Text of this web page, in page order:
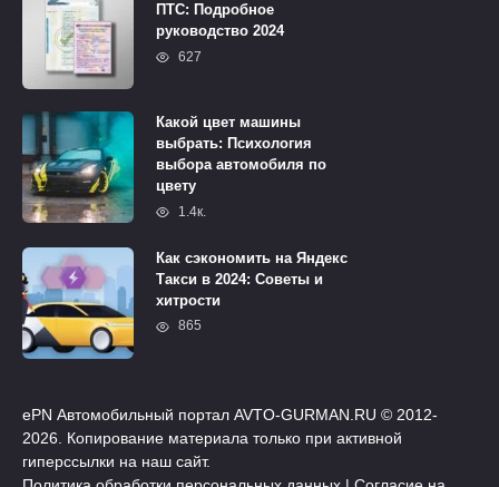
ПТС: Подробное
руководство 2024
627
Какой цвет машины
выбрать: Психология
выбора автомобиля по
цвету
1.4к.
Как сэкономить на Яндекс
Такси в 2024: Советы и
хитрости
865
ePN Автомобильный портал AVTO-GURMAN.RU © 2012-
2026. Копирование материала только при активной
гиперссылки на наш сайт.